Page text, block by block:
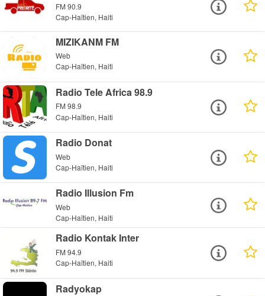
FM 90.9
Cap-Haïtien, Haiti
MIZIKANM FM
Web
Cap-Haïtien, Haiti
Radio Tele Africa 98.9
FM 98.9
Cap-Haïtien, Haiti
Radio Donat
Web
Cap-Haïtien, Haiti
Radio Illusion Fm
Web
Cap-Haïtien, Haiti
Radio Kontak Inter
FM 94.9
Cap-Haïtien, Haiti
Radyokap